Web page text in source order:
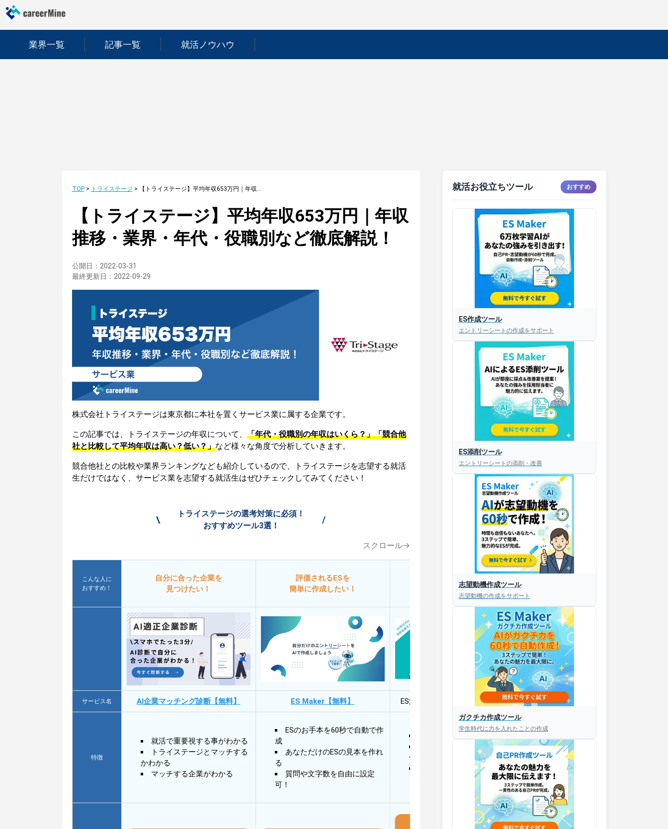
業界一覧 記事一覧 就活ノウハウ
TOP> トライステージ > 【トライステージ】平均年収653万円｜年収推移・業界・年代・役職別など徹底解説！
【トライステージ】平均年収653万円｜年収
推移・業界・年代・役職別など徹底解説！
公開日： 2022-03-31
最終更新日： 2022-09-29
株式会社トライステージは東京都に本社を置くサービス業に属する企業です。
この記事では、トライステージの年収について、 「年代・役職別の年収はいくら？」「競合他
社と比較して平均年収は高い？低い？」など様々な角度で分析していきます。
競合他社との比較や業界ランキングなども紹介しているので、トライステージを志望する就活
生だけではなく、サービス業を志望する就活生はぜひチェックしてみてください！
\
トライステージの選考対策に必須！
おすすめツール3選！
/
スクロール→
こんな人に
おすすめ！
自分に合った企業を
見つけたい！
評価されるESを
簡単に作成したい！
添削してほしい！
サービス名 AI企業マッチング診断【無料】 ES Maker【無料】 ES添削・面接対策アプリ【無料】
特徴
就活で重要視する事がわかる
トライステージとマッチする
かわかる
マッチする企業がわかる
ESのお手本を60秒で自動で作
成
あなただけのESの見本を作れ
る
質問や文字数を自由に設定
可！
30秒以内にあなたのESを添削
30秒以内にあなただけのESを
作成
AIと対話して面接練習ができ
iOS版はこちら
就活お役立ちツール おすすめ
ES作成ツール
エントリーシートの作成をサポート
ES添削ツール
エントリーシートの添削・改善
志望動機作成ツール
志望動機の作成をサポート
ガクチカ作成ツール
学生時代に力を入れたことの作成